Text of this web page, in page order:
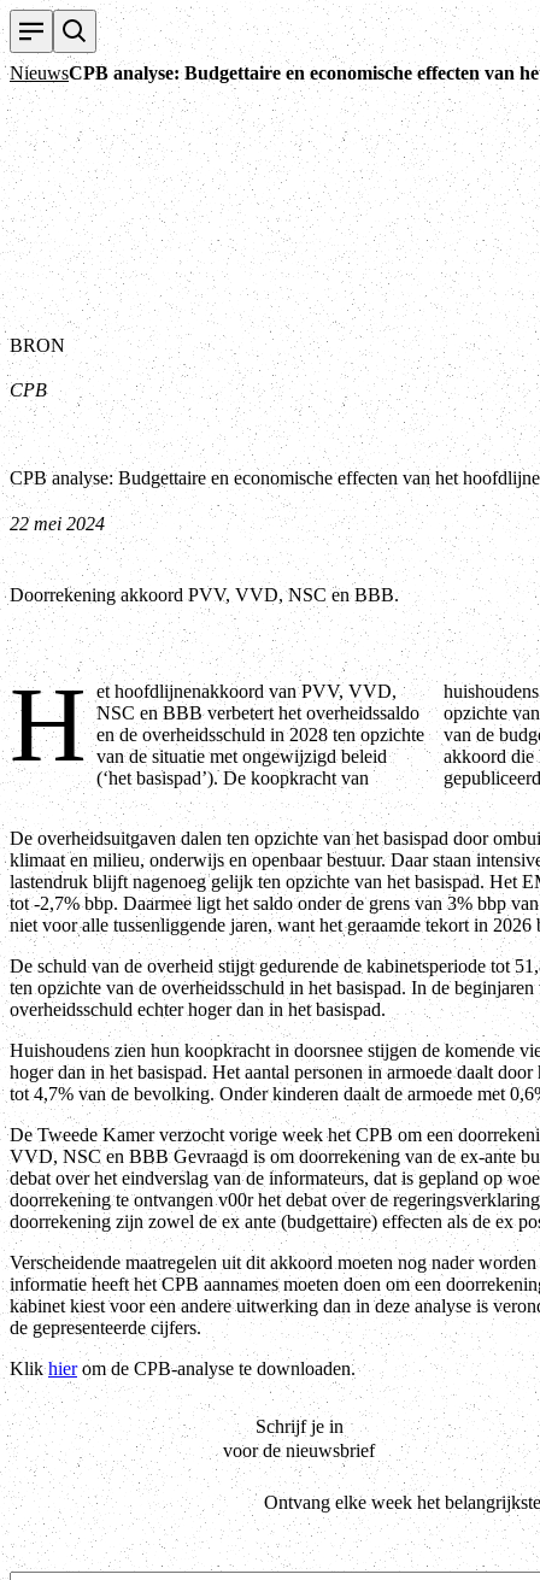
NieuwsCPB analyse: Budgettaire en economische effecten van
BRON
CPB
CPB analyse: Budgettaire en economische effecten van het
22 mei 2024
Doorrekening akkoord PVV, VVD, NSC en BBB.
H et hoofdlijnenakkoord van PVV, VVD,
NSC en BBB verbetert het overheidssaldo
en de overheidsschuld in 2028 ten opzichte
van de situatie met ongewijzigd beleid
(‘het basispad’). De koopkracht van
huishoudens stijgt in doorsnee met 0,2% per jaar ten
opzichte van het basispad. Dat blijkt uit de analyse
van de budgettaire en economische effecten van het
akkoord die het Centraal Planbureau (CPB) heeft
De overheidsuitgaven dalen ten opzichte van het basispad door
klimaat en milieu, onderwijs en openbaar bestuur. Daar staan
lastendruk blijft nagenoeg gelijk ten opzichte van het basispad. Het
tot -2,7% bbp. Daarmee ligt het saldo onder de grens van 3% bbp
niet voor alle tussenliggende jaren, want het geraamde tekort in 2026
De schuld van de overheid stijgt gedurende de kabinetsperiode tot
ten opzichte van de overheidsschuld in het basispad. In de
overheidsschuld echter hoger dan in het basispad.
Huishoudens zien hun koopkracht in doorsnee stijgen de komende
hoger dan in het basispad. Het aantal personen in armoede daalt
tot 4,7% van de bevolking. Onder kinderen daalt de armoede met
De Tweede Kamer verzocht vorige week het CPB om een
VVD, NSC en BBB Gevraagd is om doorrekening van de ex-ante
debat over het eindverslag van de informateurs, dat is gepland op
doorrekening te ontvangen v00r het debat over de
doorrekening zijn zowel de ex ante (budgettaire) effecten als de ex
Verscheidende maatregelen uit dit akkoord moeten nog nader
informatie heeft het CPB aannames moeten doen om een
kabinet kiest voor een andere uitwerking dan in deze analyse is
de gepresenteerde cijfers.
Klikhierom de CPB-analyse te downloaden.
Schrijf je in
voor de nieuwsbrief
Ontvang elke week het